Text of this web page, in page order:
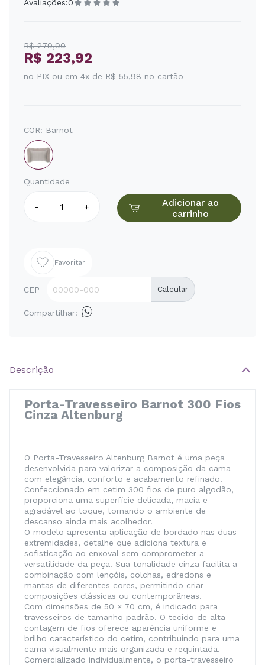
Avaliações:0
R$ 279,90
R$ 223,92
no PIX ou em 4x de R$ 55,98 no cartão
COR: Barnot
Quantidade
- +
Adicionar ao
carrinho
Favoritar
CEP Calcular
Compartilhar:
Descrição
Porta-Travesseiro Barnot 300 Fios
Cinza Altenburg
O Porta-Travesseiro Altenburg Barnot é uma peça
desenvolvida para valorizar a composição da cama
com elegância, conforto e acabamento refinado.
Confeccionado em cetim 300 fios de puro algodão,
proporciona uma superfície delicada, macia e
agradável ao toque, tornando o ambiente de
descanso ainda mais acolhedor.
O modelo apresenta aplicação de bordado nas duas
extremidades, detalhe que adiciona textura e
sofisticação ao enxoval sem comprometer a
versatilidade da peça. Sua tonalidade cinza facilita a
combinação com lençóis, colchas, edredons e
mantas de diferentes cores, permitindo criar
composições clássicas ou contemporâneas.
Com dimensões de 50 × 70 cm, é indicado para
travesseiros de tamanho padrão. O tecido de alta
contagem de fios oferece aparência uniforme e
brilho característico do cetim, contribuindo para uma
cama visualmente mais organizada e requintada.
Comercializado individualmente, o porta-travesseiro